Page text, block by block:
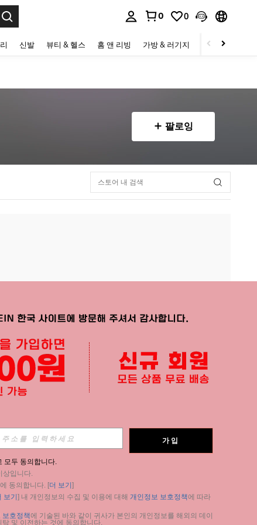
0 0
신발 뷰티 & 헬스 홈 앤 리빙 가방 & 러기지 스포츠 & 아웃
팔로잉
APP
가입
모두 동의합니다.
상입니다.
동의합니다. [더 보기 ]
보기 ] 내 개인정보의 수집 및 이용에 대해 개인정보 보호정책에 따라
보호정책에 기술된 바와 같이 귀사가 본인의 개인정보를 해외의 데이
탁 및 이전하는 것에 동의합니다.